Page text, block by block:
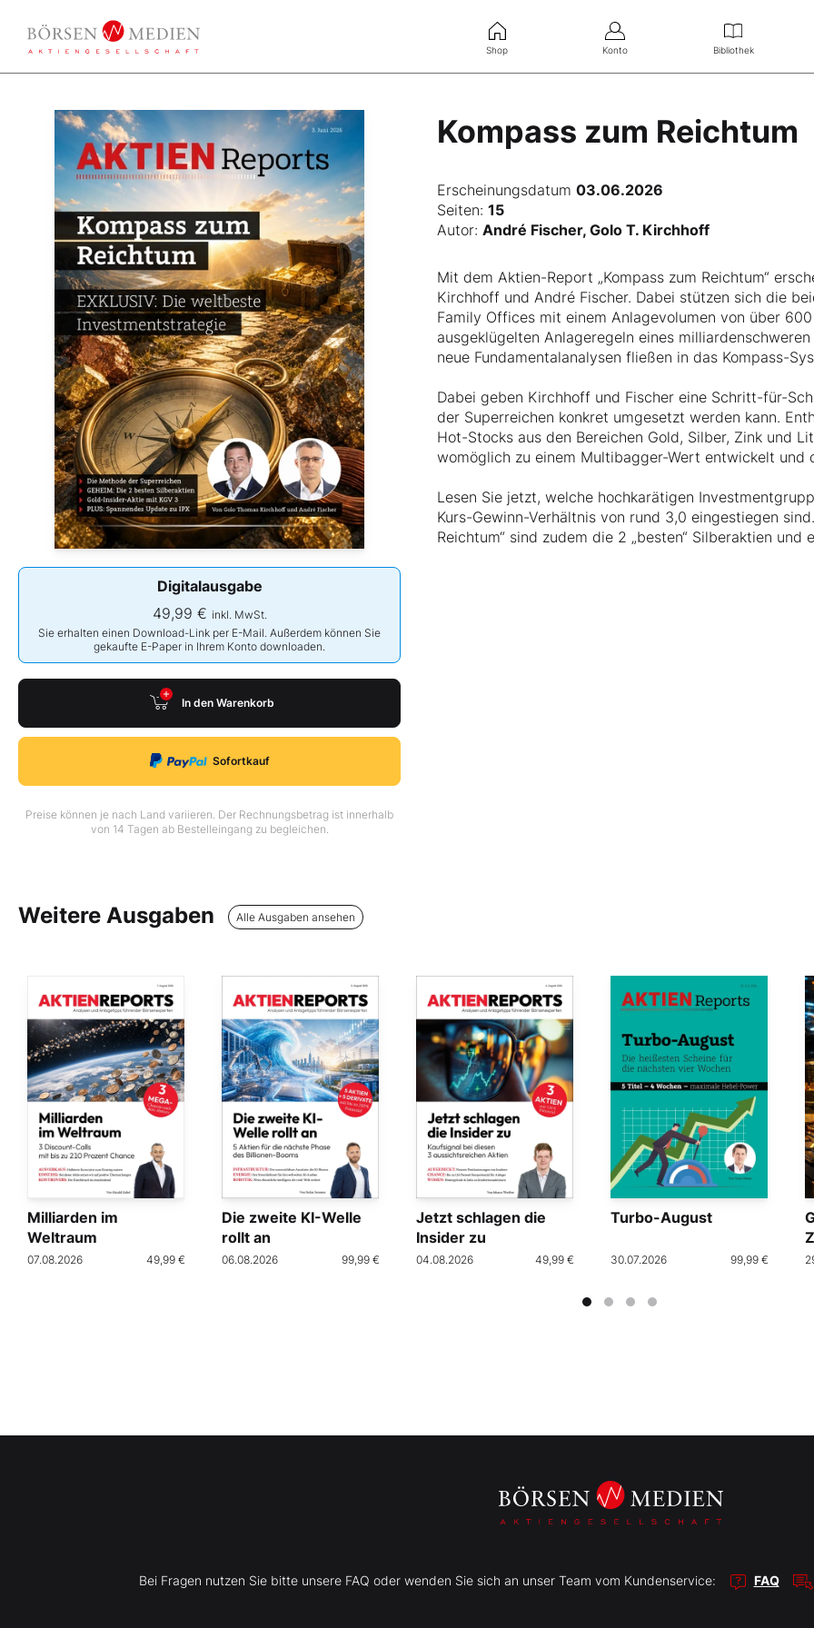
Shop Konto Bibliothek
Kompass zum Reichtum
Erscheinungsdatum03.06.2026
Digitalausgabe
49,99 € inkl. MwSt.
Sie erhalten einen Download-Link per E-Mail. Außerdem können Sie
gekaufte E-Paper in Ihrem Konto downloaden.
In den Warenkorb
Sofortkauf
Preise können je nach Land variieren. Der Rechnungsbetrag ist innerhalb
von 14 Tagen ab Bestelleingang zu begleichen.
Seiten:15
Autor:André Fischer, Golo T. Kirchhoff
Mit dem Aktien-Report „Kompass zum Reichtum“
Kirchhoff und André Fischer. Dabei stützen sich die
Family Offices mit einem Anlagevolumen von über
ausgeklügelten Anlageregeln eines
neue Fundamentalanalysen fließen in das Kompass-
Dabei geben Kirchhoff und Fischer eine Schritt-für-
der Superreichen konkret umgesetzt werden kann.
Hot-Stocks aus den Bereichen Gold, Silber, Zink und
womöglich zu einem Multibagger-Wert entwickelt
Lesen Sie jetzt, welche hochkarätigen
Kurs-Gewinn-Verhältnis von rund 3,0 eingestiegen
Reichtum“ sind zudem die 2 „besten“ Silberaktien
Weitere Ausgaben Alle Ausgaben ansehen
Milliarden im
Weltraum
07.08.2026 49,99 €
Die zweite KI-Welle
rollt an
06.08.2026 99,99 €
Jetzt schlagen die
Insider zu
04.08.2026 49,99 €
Turbo-August
30.07.2026 99,99 €
Bei Fragen nutzen Sie bitte unsere FAQ oder wenden Sie sich an unser Team vom Kundenservice: FAQ